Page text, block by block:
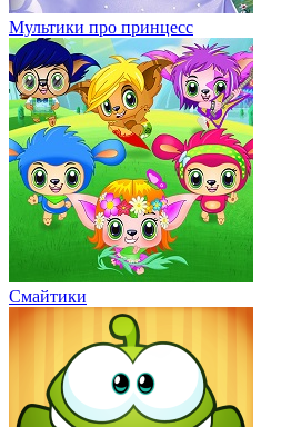
Мультики про принцесс
Смайтики